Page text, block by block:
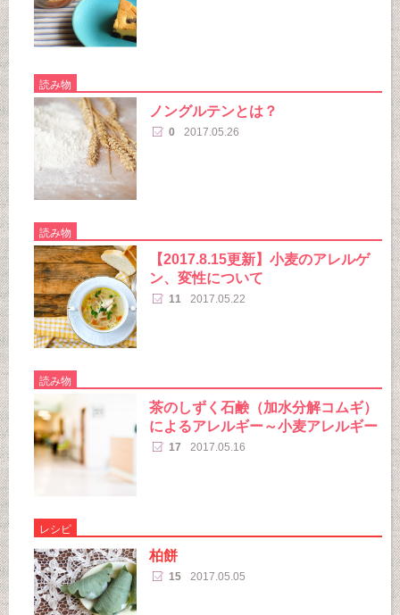
読み物
ノングルテンとは？
0 2017.05.26
読み物
【2017.8.15更新】小麦のアレルゲ
ン、変性について
11 2017.05.22
読み物
茶のしずく石鹸（加水分解コムギ）
によるアレルギー～小麦アレルギー
17 2017.05.16
レシピ
柏餅
15 2017.05.05